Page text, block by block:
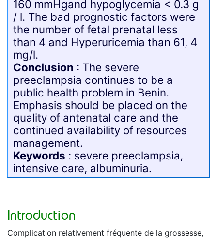
160 mmHgand hypoglycemia < 0.3 g
/ l. The bad prognostic factors were
the number of fetal prenatal less
than 4 and Hyperuricemia than 61, 4
mg/l.
Conclusion : The severe
preeclampsia continues to be a
public health problem in Benin.
Emphasis should be placed on the
quality of antenatal care and the
continued availability of resources
management.
Keywords : severe preeclampsia,
intensive care, albuminuria.
Introduction
Complication relativement fréquente de la grossesse,